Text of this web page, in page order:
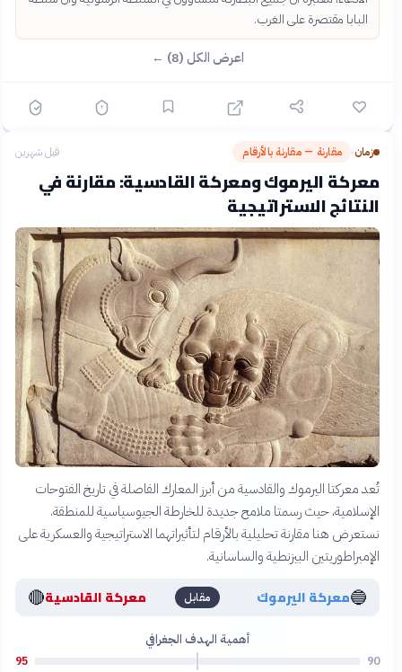
البابا مقتصرة على الغرب.
اعرض الكل (8) ←
زمان› مقارنة — مقارنة بالأرقام قبل شهرين
معركة اليرموك ومعركة القادسية: مقارنة في
النتائج الاستراتيجية
تُعد معركتا اليرموك والقادسية من أبرز المعارك الفاصلة في تاريخ الفتوحات
الإسلامية، حيث رسمتا ملامح جديدة للخارطة الجيوسياسية للمنطقة.
نستعرض هنا مقارنة تحليلية بالأرقام لتأثيراتهما الاستراتيجية والعسكرية على
الإمبراطوريتين البيزنطية والساسانية.
🔵معركة اليرموك مقابل معركة القادسية🔴
أهمية الهدف الجغرافي
90
95